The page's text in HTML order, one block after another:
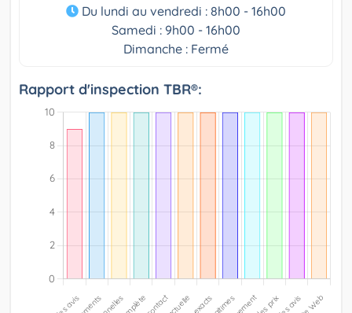
Du lundi au vendredi : 8h00 - 16h00
Samedi : 9h00 - 16h00
Dimanche : Fermé
Rapport d'inspection TBR®: